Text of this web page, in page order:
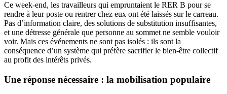
Ce week-end, les travailleurs qui empruntaient le RER B pour se
rendre à leur poste ou rentrer chez eux ont été laissés sur le carreau.
Pas d’information claire, des solutions de substitution insuffisantes,
et une détresse générale que personne au sommet ne semble vouloir
voir. Mais ces événements ne sont pas isolés : ils sont la
conséquence d’un système qui préfère sacrifier le bien-être collectif
au profit des intérêts privés.
Une réponse nécessaire : la mobilisation populaire